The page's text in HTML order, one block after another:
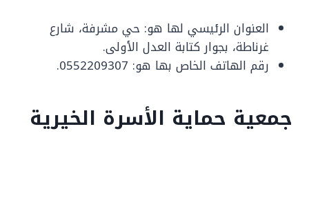
العنوان الرئيسي لها هو: حي مشرفة، شارع
غرناطة، بجوار كتابة العدل الأولى.
رقم الهاتف الخاص بها هو: 0552209307.
جمعية حماية الأسرة الخيرية